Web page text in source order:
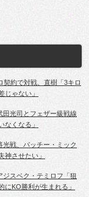
契約で対戦、直樹「3キロ
じゃない」
田光司とフェザー級戦線
なくなる」
光戦、パッチー・ミック
神させたい」
ジスベク・テミロフ「狙
にKO勝利が生まれる」